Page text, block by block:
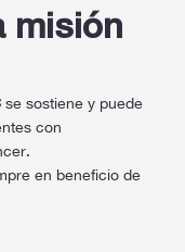
misión
se sostiene y puede
con
en beneficio de